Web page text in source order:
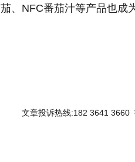
茄、NFC番茄汁等产品也成
文章投诉热线:182 3641 3660